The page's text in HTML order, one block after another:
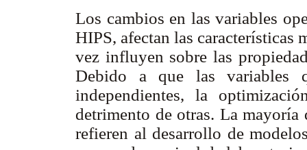
Los cambios en las variables
HIPS, afectan las características
vez influyen sobre las
Debido a que las variables
independientes, la
detrimento de otras. La
refieren al desarrollo de